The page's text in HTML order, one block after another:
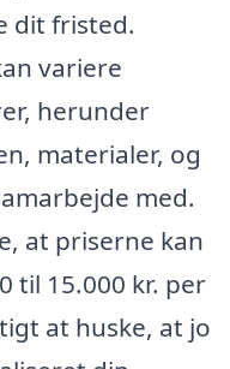
dit fristed.
variere
herunder
materialer, og
med.
at priserne kan
til 15.000 kr. per
at huske, at jo